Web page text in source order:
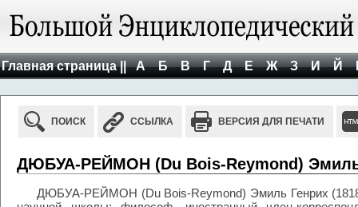
Главная страница || А Б В Г Д Е Ж З И Й
ПОИСК ССЫЛКА ВЕРСИЯ ДЛЯ ПЕЧАТИ
ДЮБУА-РЕЙМОН (Du Bois-Reymond) Эмиль
ДЮБУА-РЕЙМОН (Du Bois-Reymond) Эмиль Генрих